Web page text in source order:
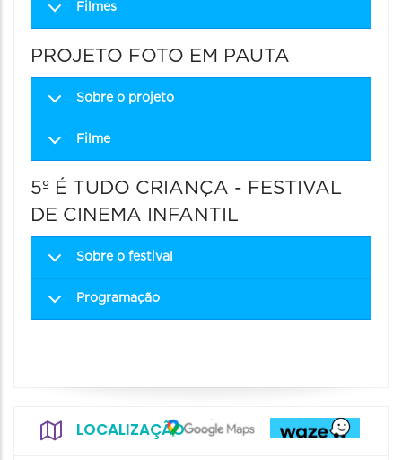
Filmes
PROJETO FOTO EM PAUTA
Sobre o projeto
Filme
5º É TUDO CRIANÇA - FESTIVAL
DE CINEMA INFANTIL
Sobre o festival
Programação
LOCALIZAÇÃO